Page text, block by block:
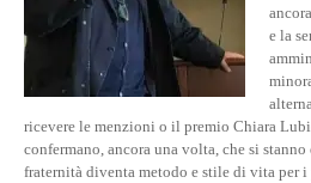
e la
ricevere le menzioni o il premio Chiara
confermano, ancora una volta, che si
fraternità diventa metodo e stile di vita per